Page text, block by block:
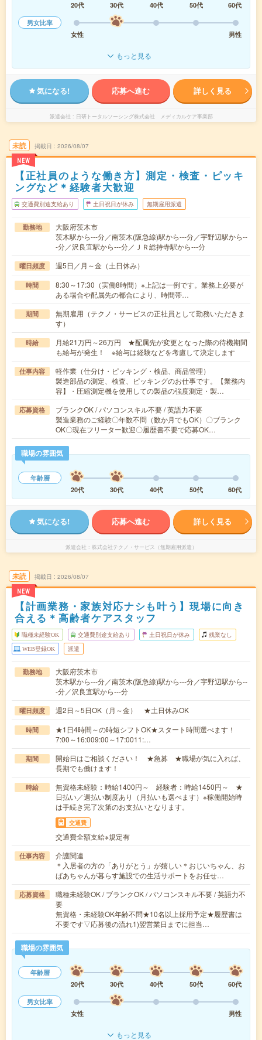
20代
30代 40代 50代
60代
男女比率
女性
男性
もっと見る
気になる! 応募へ進む 詳しく見る
派遣会社 日研トータルソーシング株式会社 メディカルケア事業部
未読
NEW
掲載日 2026/08/07
【正社員のような働き方】測定・検査・ピッキ
ングなど＊経験者大歓迎
交通費別途支給あり 土日祝日が休み 無期雇用派遣
勤務地
大阪府茨木市
茨木駅から---分／南茨木(阪急線)駅から---分／宇野辺駅から--
-分／沢良宜駅から---分／ＪＲ総持寺駅から---分
曜日頻度 週5日／月～金（土日休み）
時間
8:30～17:30（実働8時間）※上記は一例です。業務上必要が
ある場合や配属先の都合により、時間帯…
期間
無期雇用（テクノ・サービスの正社員として勤務いただきま
す）
時給
月給21万円～26万円 ★配属先が変更となった際の待機期間
も給与が発生！ ※給与は経験などを考慮して決定します
仕事内容
軽作業（仕分け・ピッキング・検品、商品管理）
製造部品の測定、検査、ピッキングのお仕事です。【業務内
容】・圧縮測定機を使用しての製品の強度測定・製…
応募資格
ブランクOK / パソコンスキル不要 / 英語力不要
製造業務のご経験〇年数不問（数か月でもOK）〇ブランク
OK〇現在フリーター歓迎〇履歴書不要で応募OK…
職場の雰囲気
年齢層
20代
30代 40代 50代 60代
気になる! 応募へ進む 詳しく見る
派遣会社 株式会社テクノ・サービス（無期雇用派遣）
未読
NEW
掲載日 2026/08/07
【計画業務・家族対応ナシも叶う】現場に向き
合える＊高齢者ケアスタッフ
職種未経験OK 交通費別途支給あり 土日祝日が休み 残業なし
WEB登録OK 派遣
勤務地
大阪府茨木市
茨木駅から---分／南茨木(阪急線)駅から---分／宇野辺駅から--
-分／沢良宜駅から---分
曜日頻度 週2日～5日OK（月～金） ★土日休みOK
時間
★1日4時間～の時短シフトOK★スタート時間選べます！
7:00～16:009:00～17:0011:…
期間
開始日はご相談ください！ ★急募 ★職場が気に入れば、
長期でも働けます！
時給
無資格未経験：時給1400円～ 経験者：時給1450円～ ★
日払い／週払い制度あり（月払いも選べます）※稼働開始時
は手続き完了次第のお支払いとなります。
交通費
交通費全額支給※規定有
仕事内容
介護関連
＊入居者の方の「ありがとう」が嬉しい＊おじいちゃん、お
ばあちゃんが暮らす施設での生活サポートをお任せ…
応募資格
職種未経験OK / ブランクOK / パソコンスキル不要 / 英語力不
要
無資格・未経験OK年齢不問★10名以上採用予定★履歴書は
不要です▽応募後の流れ1)翌営業日までに担当…
職場の雰囲気
年齢層
20代
30代 40代 50代
60代
男女比率
女性
男性
もっと見る